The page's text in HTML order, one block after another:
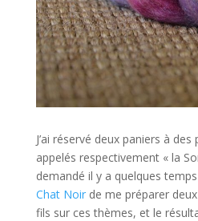
J’ai réservé deux paniers à
appelés respectivement « la
demandé il y a quelques temps
Chat Noirde me préparer
fils sur ces thèmes, et le